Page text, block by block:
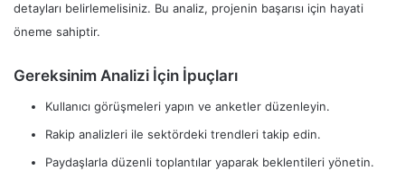
detayları belirlemelisiniz. Bu analiz, projenin başarısı için hayati
öneme sahiptir.
Gereksinim Analizi İçin İpuçları
Kullanıcı görüşmeleri yapın ve anketler düzenleyin.
Rakip analizleri ile sektördeki trendleri takip edin.
Paydaşlarla düzenli toplantılar yaparak beklentileri yönetin.